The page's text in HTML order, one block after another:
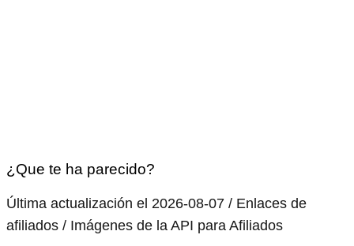
¿Que te ha parecido?
Última actualización el 2026-08-07 / Enlaces de
afiliados / Imágenes de la API para Afiliados